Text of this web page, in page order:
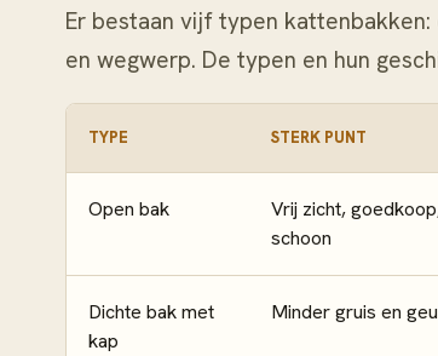
Er bestaan vijf typen
en wegwerp. De typen en hun
TYPE STERK PUNT
Open bak
Vrij zicht,
schoon
Dichte bak met
kap
Minder gruis en